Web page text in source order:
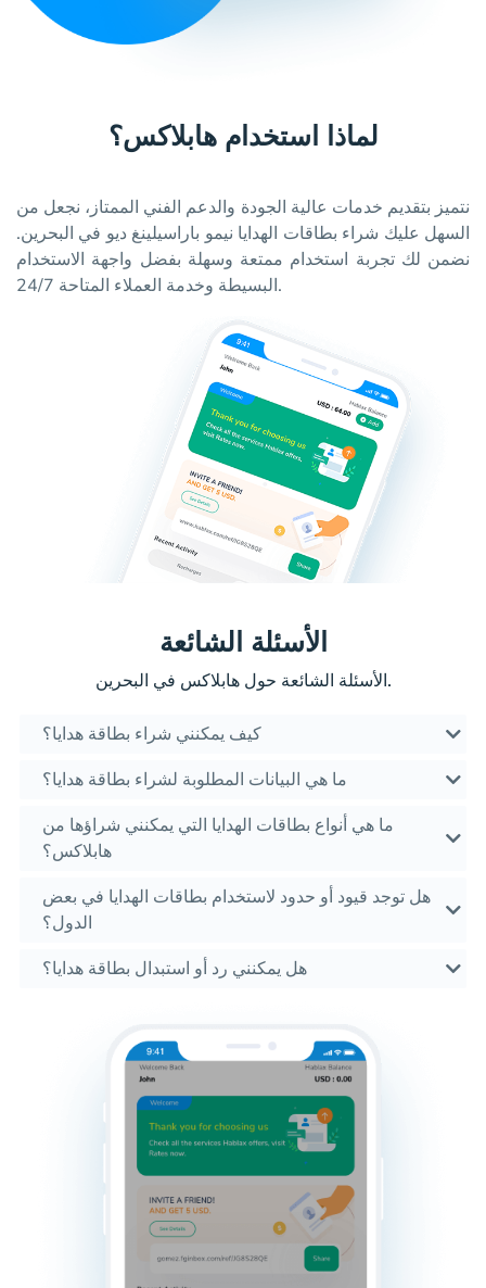
لماذا استخدام هابلاكس؟
نتميز بتقديم خدمات عالية الجودة والدعم الفني الممتاز، نجعل من
السهل عليك شراء بطاقات الهدايا نيمو باراسيلينغ ديو في البحرين.
نضمن لك تجربة استخدام ممتعة وسهلة بفضل واجهة الاستخدام
البسيطة وخدمة العملاء المتاحة 24/7.
الأسئلة الشائعة
الأسئلة الشائعة حول هابلاكس في البحرين.
كيف يمكنني شراء بطاقة هدايا؟
ما هي البيانات المطلوبة لشراء بطاقة هدايا؟
ما هي أنواع بطاقات الهدايا التي يمكنني شراؤها من
هابلاكس؟
هل توجد قيود أو حدود لاستخدام بطاقات الهدايا في بعض
الدول؟
هل يمكنني رد أو استبدال بطاقة هدايا؟